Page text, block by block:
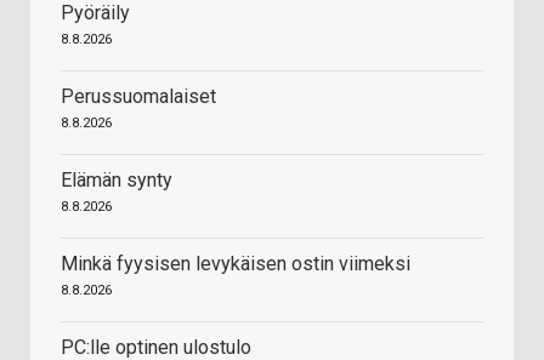
Pyöräily
8.8.2026
Perussuomalaiset
8.8.2026
Elämän synty
8.8.2026
Minkä fyysisen levykäisen ostin viimeksi
8.8.2026
PC:lle optinen ulostulo